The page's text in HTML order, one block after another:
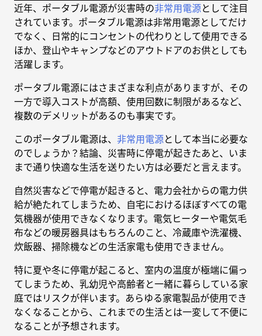
近年、ポータブル電源が災害時の非常用電源として注目
されています。ポータブル電源は非常用電源としてだけ
でなく、日常的にコンセントの代わりとして使用できる
ほか、登山やキャンプなどのアウトドアのお供としても
活躍します。
ポータブル電源にはさまざまな利点がありますが、その
一方で導入コストが高額、使用回数に制限があるなど、
複数のデメリットがあるのも事実です。
このポータブル電源は、 非常用電源として本当に必要な
のでしょうか？結論、災害時に停電が起きたあと、いま
まで通り快適な生活を送りたい方は必要だと言えます。
自然災害などで停電が起きると、電力会社からの電力供
給が絶たれてしまうため、自宅におけるほぼすべての電
気機器が使用できなくなります。電気ヒーターや電気毛
布などの暖房器具はもちろんのこと、冷蔵庫や洗濯機、
炊飯器、掃除機などの生活家電も使用できません。
特に夏や冬に停電が起こると、室内の温度が極端に偏っ
てしまうため、乳幼児や高齢者と一緒に暮らしている家
庭ではリスクが伴います。あらゆる家電製品が使用でき
なくなることから、これまでの生活とは一変して不便に
なることが予想されます。